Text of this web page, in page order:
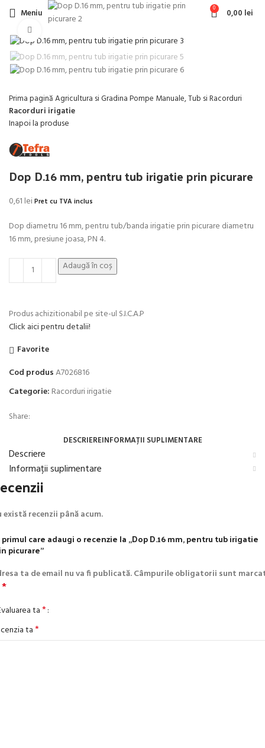
Meniu 0 0,00 lei
Prima paginăAgricultura si GradinaPompe Manuale, Tub si Racorduri
Racorduri irigatie
Inapoi la produse
Dop D.16 mm, pentru tub irigatie prin picurare
0,61 leiPret cu TVA inclus
Dop diametru 16 mm, pentru tub/banda irigatie prin picurare diametru
16 mm, presiune joasa, PN 4.
Adaugă în coș
Produs achizitionabil pe site-ul S.I.C.A.P
Click aici pentru detalii!
Favorite
Cod produsA7026816
Categorie: Racorduri irigatie
Share:
DESCRIEREINFORMAȚII SUPLIMENTARE
Descriere
Informații suplimentare
există recenzii până acum.
primul care adaugi o recenzie la „Dop D.16 mm, pentru tub irigatie
picurare”
ta de email nu va fi publicată.Câmpurile obligatorii sunt
*
ta*
ta*